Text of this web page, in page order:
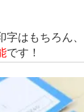
字はもちろん
です！